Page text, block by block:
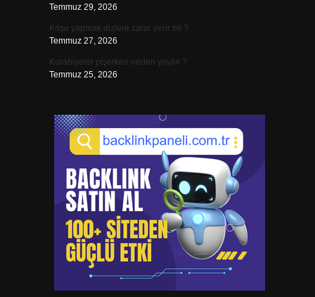
Temmuz 29, 2026
Koşu yapmak dizlere zarar verir mi ?
Temmuz 27, 2026
Kurabiyeler pişerken neden yayılır ?
Temmuz 25, 2026